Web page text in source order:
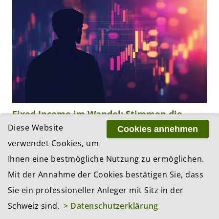
Fixed Income im Wandel: Stimmen die
Benchmarks noch?
26.05.2026, 21:42 Uhr
Anleihen-Benchmarks gelten als selbstverständliche
Referenz – doch sie sind in der Praxis nicht
investierbar. Pimco-Stratege Lotfi Karoui zeigt in
einem Aufsatz, weshalb diese Lücke aktives...
Cookies annehmen
Diese Website
verwendet Cookies, um
Ihnen eine bestmögliche Nutzung zu ermöglichen.
Mit der Annahme der Cookies bestätigen Sie, dass
Sie ein professioneller Anleger mit Sitz in der
Schweiz sind. > Datenschutzerklärung